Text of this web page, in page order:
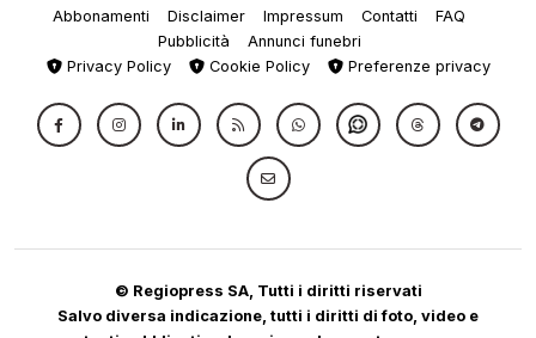
Abbonamenti Disclaimer Impressum Contatti
FAQ
Pubblicità
Annunci funebri
Privacy Policy
Cookie Policy Preferenze privacy
© Regiopress SA, Tutti i diritti riservati
Salvo diversa indicazione, tutti i diritti di foto, video e